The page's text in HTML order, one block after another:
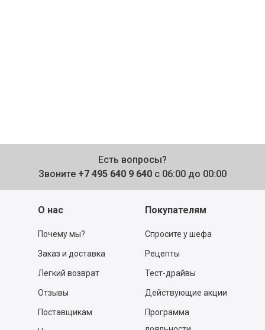
Есть вопросы?
Звоните +7 495 640 9 640 с 06:00 до 00:00
О нас
Почему мы?
Заказ и доставка
Легкий возврат
Отзывы
Поставщикам
Покупателям
Спросите у шефа
Рецепты
Тест-драйвы
Действующие акции
Программа